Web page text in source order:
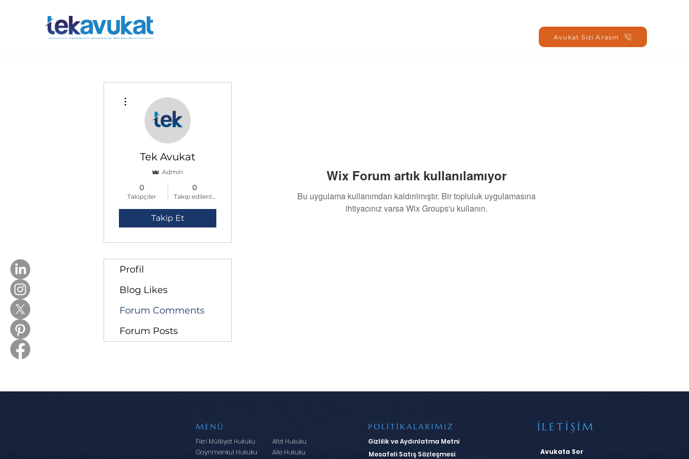
Avukat Sizi Arasın
Wix Forum artık kullanılamıyor
Bu uygulama kullanımdan kaldırılmıştır. Bir topluluk uygulamasına
ihtiyacınız varsa Wix Groups'u kullanın.
Tek Avukat
Admin
0
Takipçiler
0
Takip edilenler
Takip Et
Profil
Blog Likes
Forum Comments
Forum Posts
MENÜ
Fikri Mülkiyet Hukuku
Gayrimenkul Hukuku
Afet Hukuku
Aile Hukuku
POLİTİKALARIMIZ
Gizlilik ve Aydınlatma Metni
Mesafeli Satış Sözleşmesi
İLETİŞİM
Avukata Sor